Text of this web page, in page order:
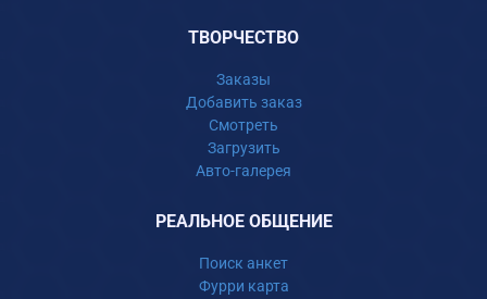
ТВОРЧЕСТВО
Заказы
Добавить заказ
Смотреть
Загрузить
Авто-галерея
РЕАЛЬНОЕ ОБЩЕНИЕ
Поиск анкет
Фурри карта